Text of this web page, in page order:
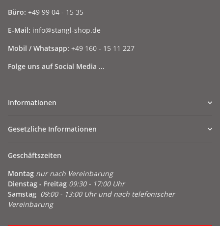
Büro: +49 99 04 - 15 35
E-Mail: info@stangl-shop.de
Mobil / Whatsapp: +49 160 - 15 11 227
Folge uns auf Social Media ...
Informationen
Gesetzliche Informationen
Geschäftszeiten
Montag nur nach Vereinbarung
Dienstag - Freitag 09:30 - 17:00 Uhr
Samstag 09:00 - 13:00 Uhr und nach telefonischer
Vereinbarung